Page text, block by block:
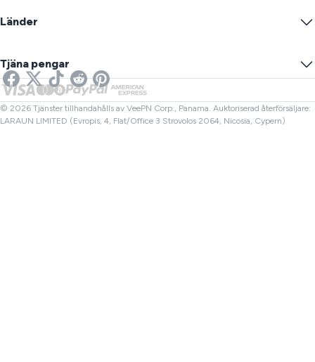
Blogg
Cookieinställningar
Anonym IP
VPN för streaming
Netflix VPN
Dölj din IP
Online SMS
Länk Kontroll
Filkontroll
Länder
Storbritannien VPN
Kanada VPN
Turkiet VPN
Tjäna pengar
Affiliates
© 2026 Tjänster tillhandahålls av VeePN Corp., Panama. Auktoriserad återförsäljare:
LARAUN LIMITED (Evropis, 4, Flat/Office 3 Strovolos 2064, Nicosia, Cypern)